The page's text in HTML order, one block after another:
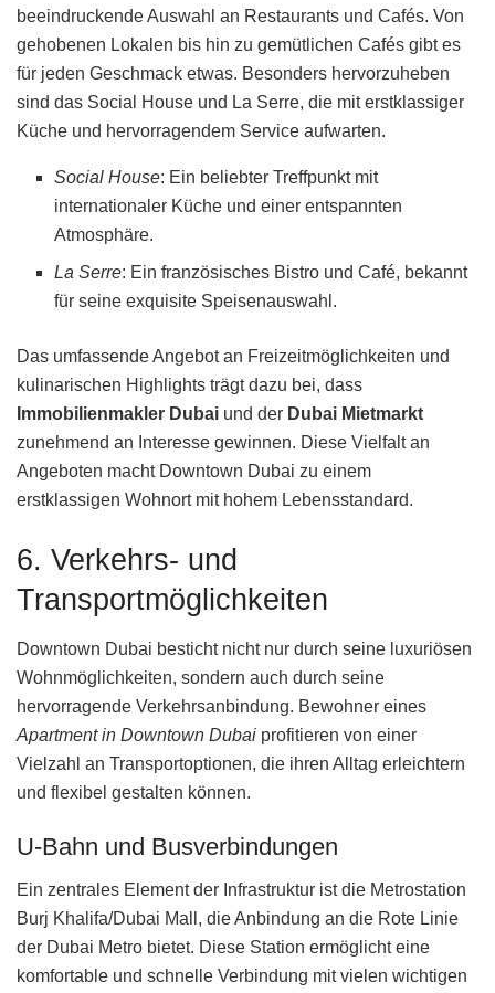
beeindruckende Auswahl an Restaurants und Cafés. Von
gehobenen Lokalen bis hin zu gemütlichen Cafés gibt es
für jeden Geschmack etwas. Besonders hervorzuheben
sind das Social House und La Serre, die mit erstklassiger
Küche und hervorragendem Service aufwarten.
Social House: Ein beliebter Treffpunkt mit
internationaler Küche und einer entspannten
Atmosphäre.
La Serre: Ein französisches Bistro und Café, bekannt
für seine exquisite Speisenauswahl.
Das umfassende Angebot an Freizeitmöglichkeiten und
kulinarischen Highlights trägt dazu bei, dass
Immobilienmakler Dubai und der Dubai Mietmarkt
zunehmend an Interesse gewinnen. Diese Vielfalt an
Angeboten macht Downtown Dubai zu einem
erstklassigen Wohnort mit hohem Lebensstandard.
6. Verkehrs- und
Transportmöglichkeiten
Downtown Dubai besticht nicht nur durch seine luxuriösen
Wohnmöglichkeiten, sondern auch durch seine
hervorragende Verkehrsanbindung. Bewohner eines
Apartment in Downtown Dubai profitieren von einer
Vielzahl an Transportoptionen, die ihren Alltag erleichtern
und flexibel gestalten können.
U-Bahn und Busverbindungen
Ein zentrales Element der Infrastruktur ist die Metrostation
Burj Khalifa/Dubai Mall, die Anbindung an die Rote Linie
der Dubai Metro bietet. Diese Station ermöglicht eine
komfortable und schnelle Verbindung mit vielen wichtigen